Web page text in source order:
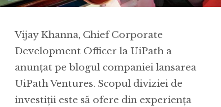
Vijay Khanna, Chief Corporate
Development Officer la UiPath a
anunțat pe blogul companiei lansarea
UiPath Ventures. Scopul diviziei de
investiții este să ofere din experiența